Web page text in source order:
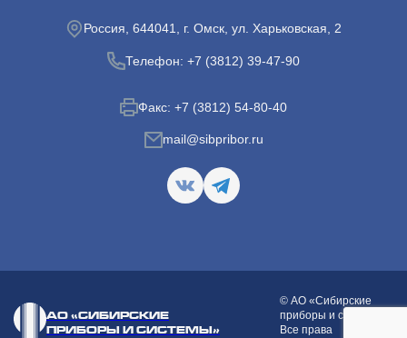
Россия, 644041, г. Омск, ул. Харьковская, 2
Телефон: +7 (3812) 39-47-90
Факс: +7 (3812) 54-80-40
mail@sibpribor.ru
АО «СИБИРСКИЕ
ПРИБОРЫ И СИСТЕМЫ»
© АО «Сибирские
приборы и системы»
Все права